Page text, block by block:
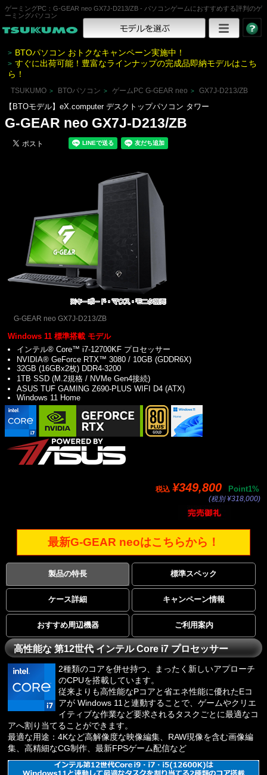
ゲーミングPC：G-GEAR neo GX7J-D213/ZB - パソコンゲームにおすすめする評判のゲ
ーミングパソコン
> BTOパソコン おトクなキャンペーン実施中！
> すぐに出荷可能！豊富なラインナップの完成品即納モデルはこち
ら！
TSUKUMO > BTOパソコン > ゲームPC G-GEAR neo > GX7J-D213/ZB
【BTOモデル】eX.computer デスクトップパソコン タワー
G-GEAR neo GX7J-D213/ZB
G-GEAR neo GX7J-D213/ZB
Windows 11 標準搭載 モデル
インテル® Core™ i7-12700KF プロセッサー
NVIDIA® GeForce RTX™ 3080 / 10GB (GDDR6X)
32GB (16GBx2枚) DDR4-3200
1TB SSD (M.2規格 / NVMe Gen4接続)
ASUS TUF GAMING Z690-PLUS WIFI D4 (ATX)
Windows 11 Home
税込 ¥349,800 Point1%
(税別 ¥318,000)
最新G-GEAR neoはこちらから！
製品の特長 標準スペック
ケース詳細 キャンペーン情報
おすすめ周辺機器 ご利用案内
高性能な 第12世代 インテル Core i7 プロセッサー
2種類のコアを併せ持つ、まったく新しいアプローチ
のCPUを搭載しています。
従来よりも高性能なPコアと省エネ性能に優れたEコ
アが Windows 11と連動することで、ゲームやクリエ
イティブな作業など要求されるタスクごとに最適なコ
アへ割り当てることができます。
最適な用途：4Kなど高解像度な映像編集、RAW現像を含む画像編
集、高精細なCG制作、最新FPSゲーム配信など